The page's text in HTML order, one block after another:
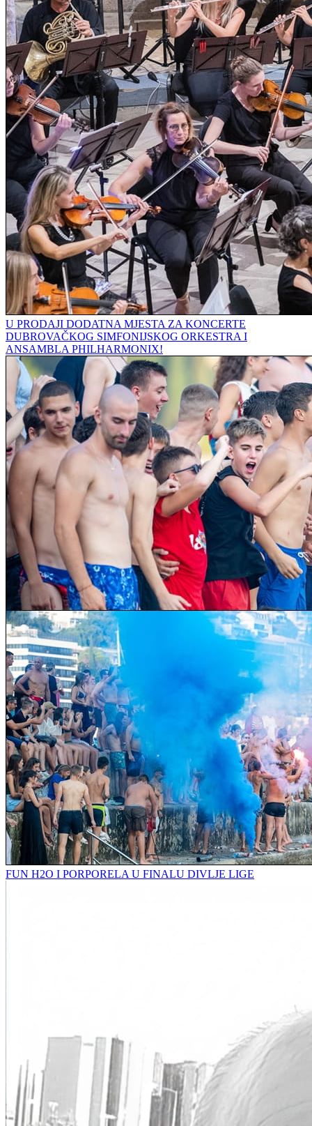
U PRODAJI DODATNA MJESTA ZA KONCERTE
DUBROVAČKOG SIMFONIJSKOG ORKESTRA I
ANSAMBLA PHILHARMONIX!
FUN H2O I PORPORELA U FINALU DIVLJE LIGE